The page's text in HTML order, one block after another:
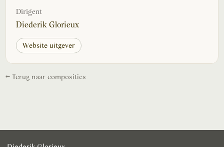
Dirigent
Diederik Glorieux
Website uitgever
← Terug naar composities